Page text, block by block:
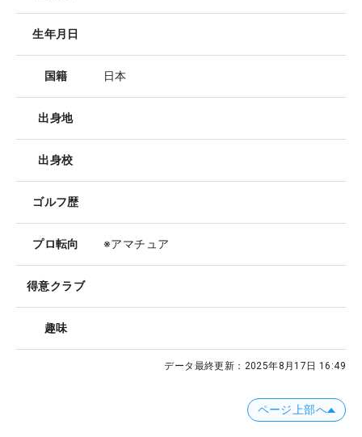
生年月日
国籍 日本
出身地
出身校
ゴルフ歴
プロ転向 ※アマチュア
得意クラブ
趣味
データ最終更新： 2025年8月17日 16:49
ページ上部へ